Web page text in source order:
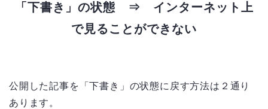
「下書き」の状態 ⇒ インターネット上
で見ることができない
公開した記事を「下書き」の状態に戻す方法は２通り
あります。